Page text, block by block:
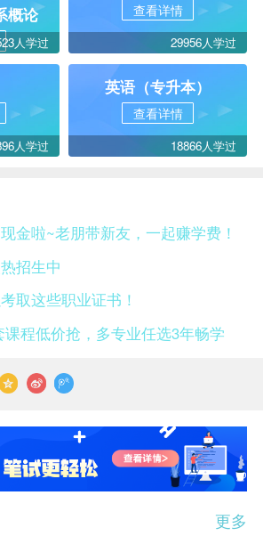
概论
人学过
查看详情
29956人学过
人学过
英语（专升本）
查看详情
18866人学过
金啦~老朋带新友，一起赚学费！
招生中
取这些职业证书！
课程低价抢，多专业任选3年畅学
更多